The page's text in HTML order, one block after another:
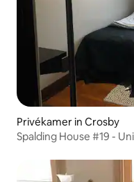
Privékamer in Crosby
Spalding House #19 -